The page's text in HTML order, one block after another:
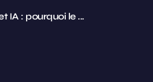
IA : pourquoi le ...